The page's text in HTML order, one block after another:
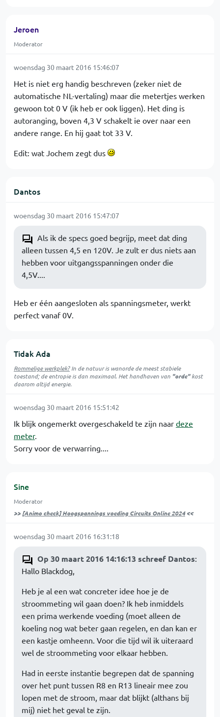
Jeroen
Moderator
woensdag 30 maart 2016 15:46:07
Het is niet erg handig beschreven (zeker niet de
automatische NL-vertaling) maar die metertjes werken
gewoon tot 0 V (ik heb er ook liggen). Het ding is
autoranging, boven 4,3 V schakelt ie over naar een
andere range. En hij gaat tot 33 V.
Edit: wat Jochem zegt dus
Dantos
woensdag 30 maart 2016 15:47:07
Als ik de specs goed begrijp, meet dat ding
alleen tussen 4,5 en 120V. Je zult er dus niets aan
hebben voor uitgangsspanningen onder die
4,5V....
Heb er één aangesloten als spanningsmeter, werkt
perfect vanaf 0V.
Tidak Ada
Rommelige werkplek?In de natuur iswanordede meest stabiele
toestand; de entropie is dan maximaal. Het handhaven van "orde"kost
daarom altijd energie.
woensdag 30 maart 2016 15:51:42
Ik blijk ongemerkt overgeschakeld te zijn naar deze
meter.
Sorry voor de verwarring....
Sine
Moderator
>> [Animo check] Hoogspannings voeding Circuits Online 2024<<
woensdag 30 maart 2016 16:31:18
Op 30 maart 2016 14:16:13 schreef Dantos:
Hallo Blackdog,
Heb je al een wat concreter idee hoe je de
stroommeting wil gaan doen? Ik heb inmiddels
een prima werkende voeding (moet alleen de
koeling nog wat beter gaan regelen, en dan kan er
een kastje omheenn. Voor die tijd wil ik uiteraard
wel de stroommeting voor elkaar hebben.
Had in eerste instantie begrepen dat de spanning
over het punt tussen R8 en R13 lineair mee zou
lopen met de stroom, maar dat blijkt (althans bij
mij) niet het geval te zijn.